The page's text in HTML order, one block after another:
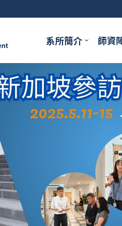
系所簡介 師資